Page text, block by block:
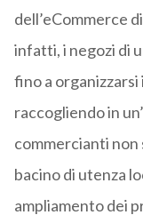
dell’eCommerce
infatti, i negozi di
fino a
raccogliendo in
commercianti non
bacino di utenza
ampliamento dei